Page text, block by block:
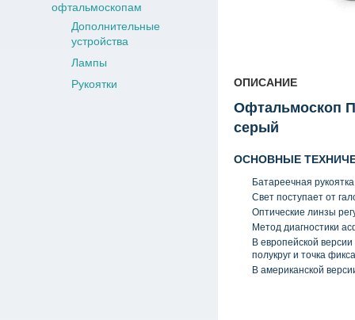
офтальмоскопам
Дополнительные
устройства
Лампы
Рукоятки
ОПИСАНИЕ
Офтальмоскоп
серый
ОСНОВНЫЕ
Батареечная
Свет поступает от
Оптические линзы
Метод диагностики
В европейской
полукруг и точка
В американской